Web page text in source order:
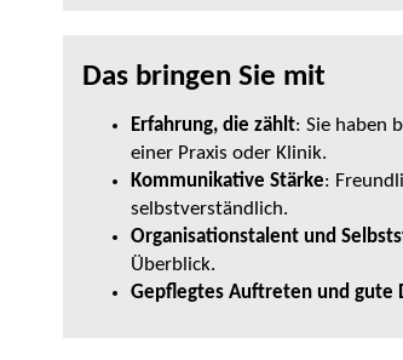
Das bringen Sie mit
Erfahrung, die zählt: Sie haben
einer Praxis oder Klinik.
Kommunikative Stärke:
selbstverständlich.
Organisationstalent und
Überblick.
Gepflegtes Auftreten und gute